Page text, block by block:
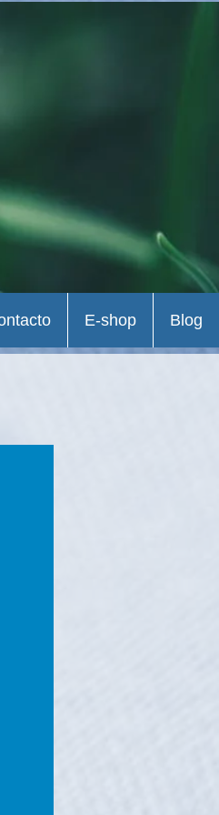
E-shop Blog